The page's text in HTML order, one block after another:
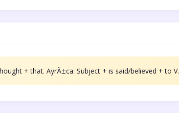
+ that. AyrÄ±ca: Subject + is said/believed + to V.